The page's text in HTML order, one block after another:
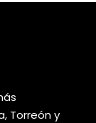
Torreón y